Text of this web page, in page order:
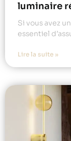
luminaire
Si vous avez
essentiel
Lire la suite »